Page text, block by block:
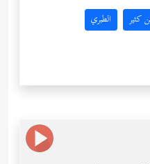
كثير الطبري